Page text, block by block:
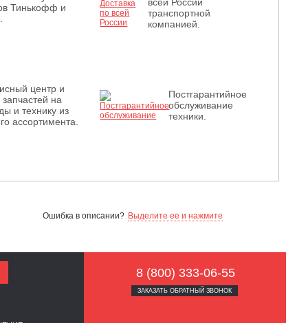
Тинькофф и
транспортной
компанией.
центр и
запчастей на
и технику из
ассортимента.
Постгарантийное
обслуживание
техники.
Ошибка в описании? Выделите ее и нажмите
8 (800) 333-06-55
ЗАКАЗАТЬ ОБРАТНЫЙ ЗВОНОК